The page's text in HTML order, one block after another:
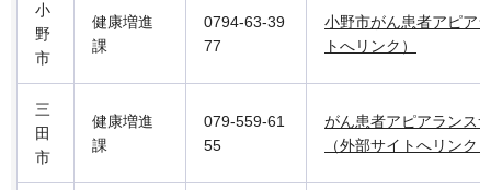
小
野
市
健康増進
課
0794-63-39
77
小野市がん患者アピア
トへリンク）
三
田
市
健康増進
課
079-559-61
55
がん患者アピアランス
（外部サイトへリンク